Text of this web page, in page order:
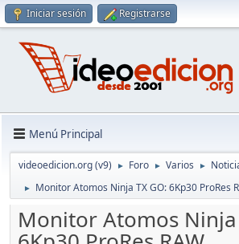
Iniciar sesión Registrarse
Menú Principal
videoedicion.org (v9) ► Foro ► Varios ►
► Monitor Atomos Ninja TX GO: 6Kp30 ProRes
Monitor Atomos Ninja